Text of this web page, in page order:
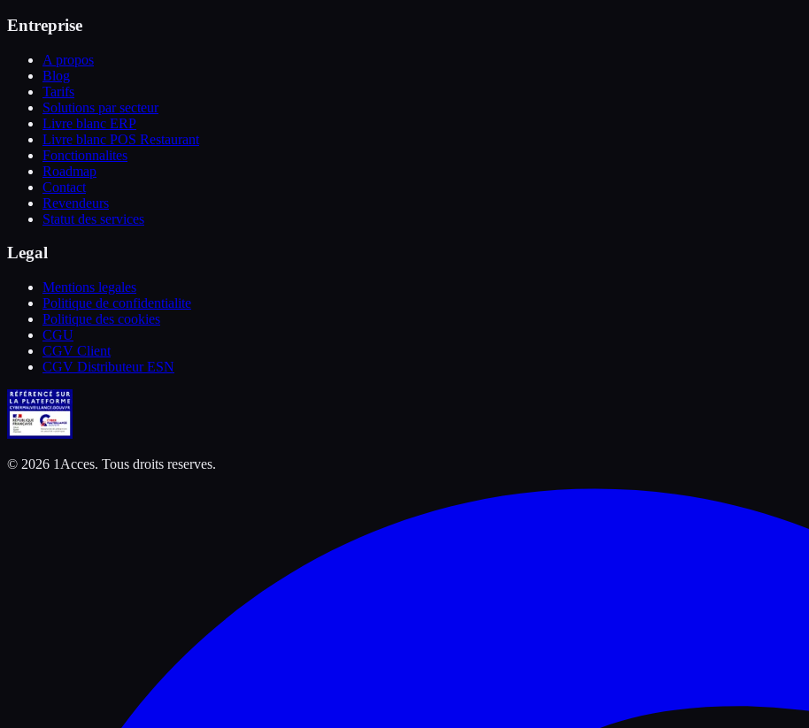
Entreprise
A propos
Blog
Tarifs
Solutions par secteur
Livre blanc ERP
Livre blanc POS Restaurant
Fonctionnalites
Roadmap
Contact
Revendeurs
Statut des services
Legal
Mentions legales
Politique de confidentialite
Politique des cookies
CGU
CGV Client
CGV Distributeur ESN
© 2026 1Acces. Tous droits reserves.